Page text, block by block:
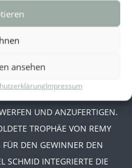
ansehen
Impressum
UND ANZUFERTIGEN.
TROPHÄE VON REMY
DEN GEWINNER DEN
SCHMID INTEGRIERTE DIE